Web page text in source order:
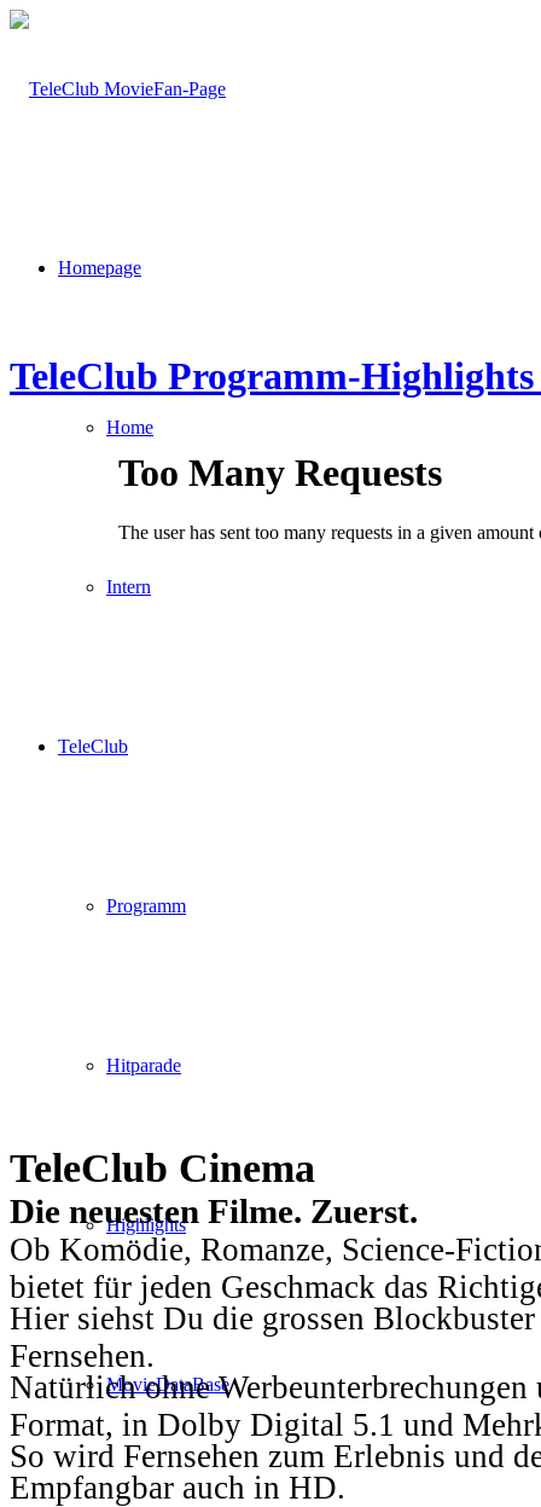
Homepage
Home
Intern
TeleClub
Programm
Hitparade
Highlights
MovieDataBase
TeleClub Programm-
TeleClub Cinema
Die neuesten Filme. Zuerst.
Ob Komödie, Romanze, Science-
bietet für jeden Geschmack das
Hier siehst Du die grossen
Fernsehen.
Natürlich ohne
Format, in Dolby Digital 5.1 und
So wird Fernsehen zum Erlebnis und
Empfangbar auch in HD.